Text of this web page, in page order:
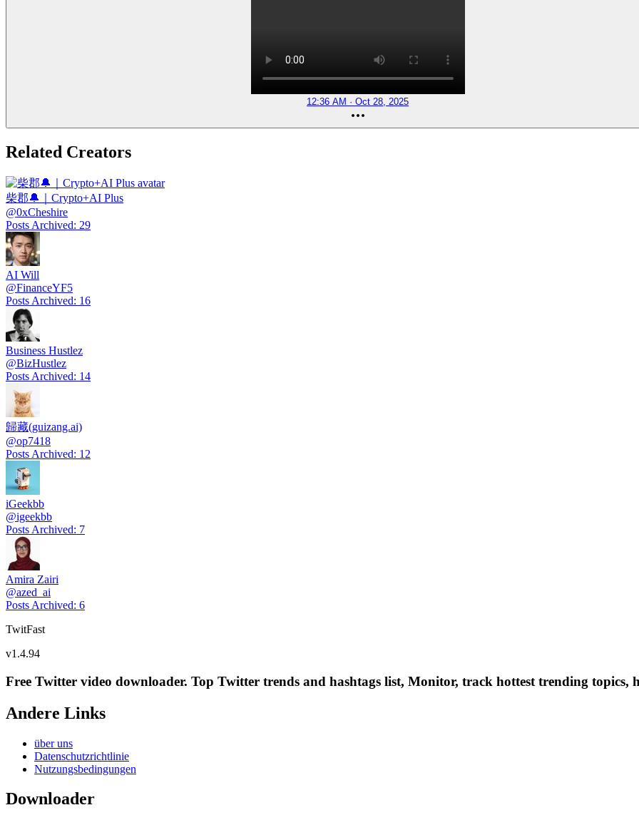
12:36 AM · Oct 28, 2025
Related Creators
柴郡🔔｜Crypto+AI Plus
@0xCheshire
Posts Archived: 29
AI Will
@FinanceYF5
Posts Archived: 16
Business Hustlez
@BizHustlez
Posts Archived: 14
歸藏(guizang.ai)
@op7418
Posts Archived: 12
iGeekbb
@igeekbb
Posts Archived: 7
Amira Zairi
@azed_ai
Posts Archived: 6
TwitFast
v1.4.94
Free Twitter video downloader. Top Twitter trends and hashtags list, Monitor, track hottest trending topics,
Andere Links
über uns
Datenschutzrichtlinie
Nutzungsbedingungen
Downloader